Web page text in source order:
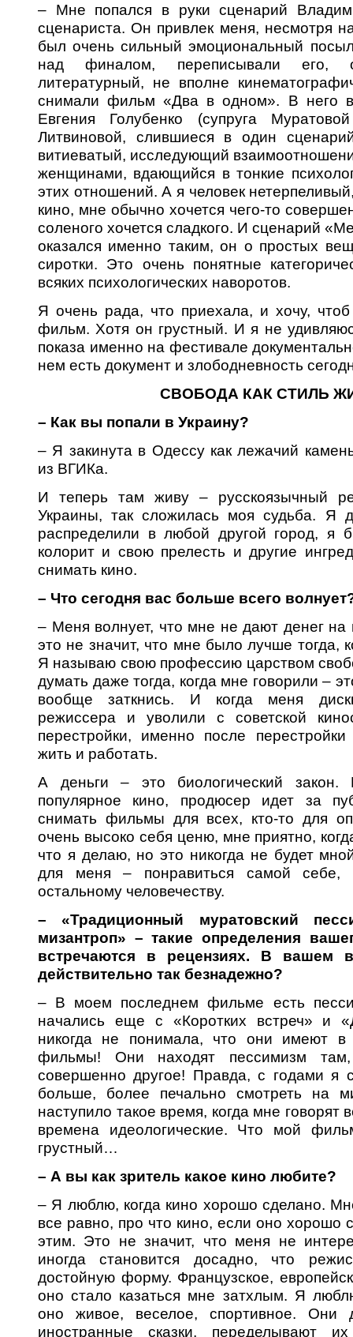
– Мне попался в руки сценарий
сценариста. Он привлек меня, несмотря
был очень сильный эмоциональный
над финалом, переписывали его,
литературный, не вполне
снимали фильм «Два в одном». В него
Евгения Голубенко (супруга
Литвиновой, слившиеся в один
витиеватый, исследующий
женщинами, вдающийся в тонкие
этих отношений. А я человек
кино, мне обычно хочется чего-то
соленого хочется сладкого. И сценарий
оказался именно таким, он о простых
сиротки. Это очень понятные
всяких психологических наворотов.
Я очень рада, что приехала, и хочу,
фильм. Хотя он грустный. И я не
показа именно на фестивале
нем есть документ и злободневность
СВОБОДА КАК СТИЛЬ
– Как вы попали в Украину?
– Я закинута в Одессу как лежачий
из ВГИКа.
И теперь там живу – русскоязычный
Украины, так сложилась моя судьба. Я
распределили в любой другой город,
колорит и свою прелесть и другие
снимать кино.
– Что сегодня вас больше всего
– Меня волнует, что мне не дают денег
это не значит, что мне было лучше тогда,
Я называю свою профессию царством
думать даже тогда, когда мне говорили –
вообще заткнись. И когда меня
режиссера и уволили с советской
перестройки, именно после
жить и работать.
А деньги – это биологический закон.
популярное кино, продюсер идет за
снимать фильмы для всех, кто-то для
очень высоко себя ценю, мне приятно,
что я делаю, но это никогда не будет
для меня – понравиться самой
остальному человечеству.
– «Традиционный муратовский
мизантроп» – такие определения
встречаются в рецензиях. В вашем
действительно так безнадежно?
– В моем последнем фильме есть
начались еще с «Коротких встреч» и
никогда не понимала, что они имеют в
фильмы! Они находят пессимизм
совершенно другое! Правда, с годами я
больше, более печально смотреть на
наступило такое время, когда мне говорят
времена идеологические. Что мой
грустный…
– А вы как зритель какое кино любите?
– Я люблю, когда кино хорошо сделано.
все равно, про что кино, если оно хорошо
этим. Это не значит, что меня не
иногда становится досадно, что
достойную форму. Французское,
оно стало казаться мне затхлым. Я
оно живое, веселое, спортивное. Они
иностранные сказки, переделывают